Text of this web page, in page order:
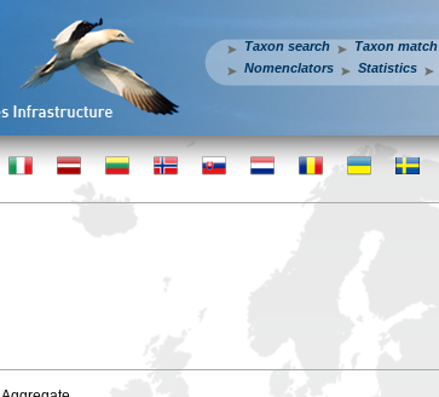
Taxon search Taxon match
Nomenclators
Statistics